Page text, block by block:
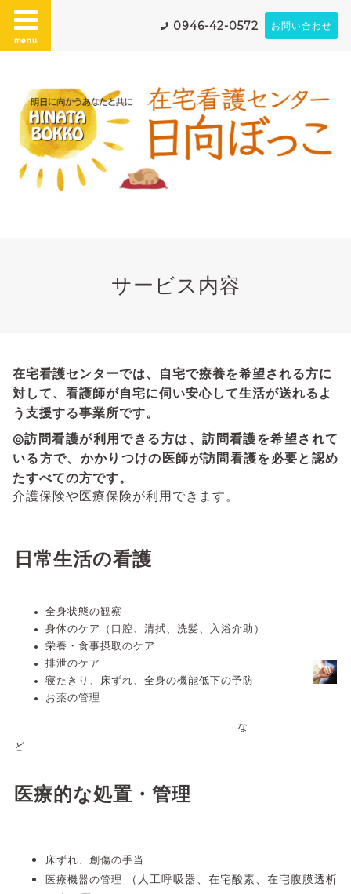
menu
0946-42-0572 お問い合わせ
サービス内容
在宅看護センターでは、自宅で療養を希望される方に
対して、看護師が自宅に伺い安心して生活が送れるよ
う支援する事業所です。
◎訪問看護が利用できる方は 、訪問看護を希望されて
いる方で、かかりつけの医師が訪問看護を必要と認め
たすべての方です。
介護保険や医療保険が利用できます。
日常生活の看護
全身状態の観察
身体のケア（口腔、清拭、洗髪、入浴介助）
栄養・食事摂取のケア
排泄のケア
寝たきり、床ずれ、全身の機能低下の予防
お薬の管理
な
ど
医療的な処置・管理
床ずれ、創傷の手当
医療機器の管理
（人工呼吸器、在宅酸素、在宅腹膜透析